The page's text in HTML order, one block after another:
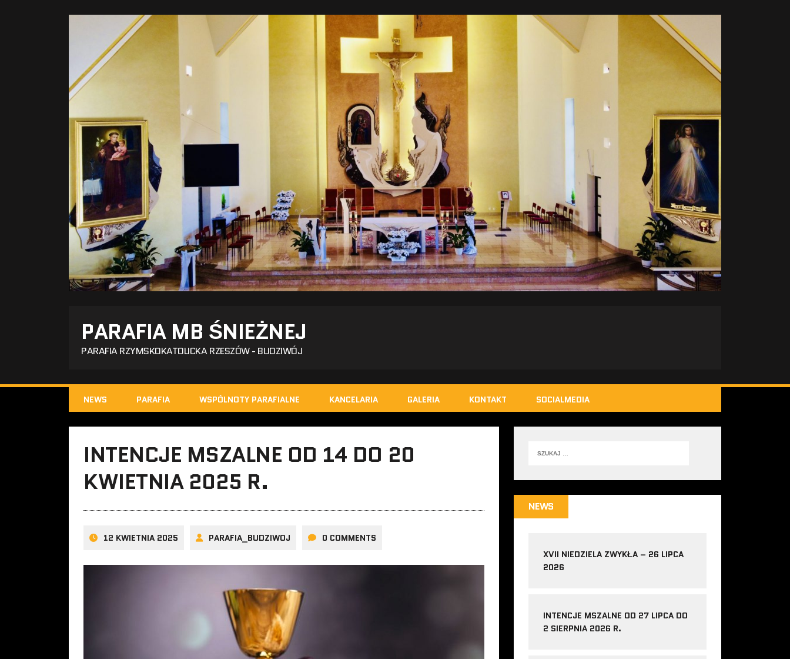
PARAFIA MB ŚNIEŻNEJ
PARAFIA RZYMSKOKATOLICKA RZESZÓW - BUDZIWÓJ
NEWS PARAFIA WSPÓLNOTY PARAFIALNE KANCELARIA GALERIA KONTAKT SOCIALMEDIA
INTENCJE MSZALNE OD 14 DO 20
KWIETNIA 2025 R.
12 KWIETNIA 2025 PARAFIA_BUDZIWOJ 0 COMMENTS
NEWS
XVII NIEDZIELA ZWYKŁA – 26 LIPCA
2026
INTENCJE MSZALNE OD 27 LIPCA DO
2 SIERPNIA 2026 R.